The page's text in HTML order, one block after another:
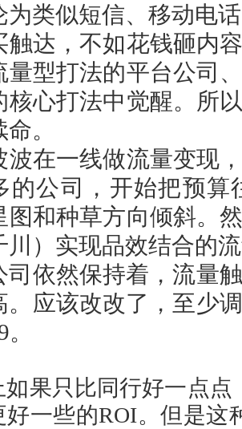
为类似短信、移动电
触达，不如花钱砸内
量型打法的平台公司
核心打法中觉醒。所
。
波在一线做流量变现
的公司，开始把预
图和种草方向倾斜。
川）实现品效结合的
司依然保持着，流量
。应该改改了，至少
如果只比同行好一点
好一些的ROI。但是这